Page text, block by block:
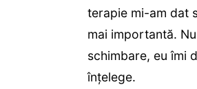
terapie mi-am dat
mai importantă.
schimbare, eu îmi
înțelege.